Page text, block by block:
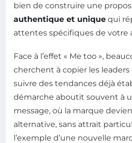
bien de construire une
authentique et unique qui
attentes spécifiques de votre
Face à l’effet « Me too »,
cherchent à copier les
suivre des tendances déjà
démarche aboutit souvent à
message, où la marque
alternative, sans attrait
l’exemple d’une nouvelle